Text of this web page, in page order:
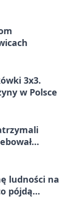
3x3.
w Polsce
ludności na
pójdą